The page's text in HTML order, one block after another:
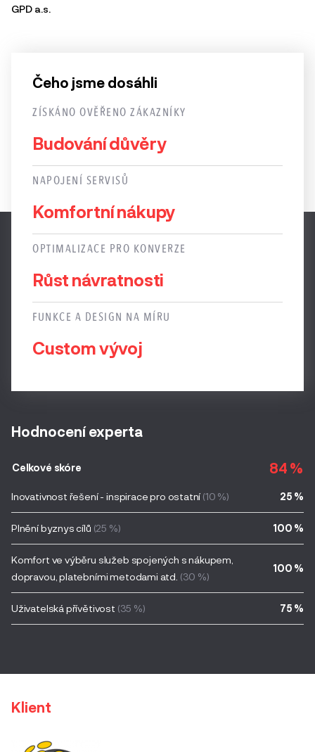
GPD a.s.
Čeho jsme dosáhli
ZÍSKÁNO OVĚŘENO ZÁKAZNÍKY
Budování důvěry
NAPOJENÍ SERVISŮ
Komfortní nákupy
OPTIMALIZACE PRO KONVERZE
Růst návratnosti
FUNKCE A DESIGN NA MÍRU
Custom vývoj
Hodnocení experta
Celkové skóre 84 %
Inovativnost řešení - inspirace pro ostatní (10 %) 25 %
Plnění byznys cílů (25 %) 100 %
Komfort ve výběru služeb spojených s nákupem,
dopravou, platebními metodami atd. (30 %)
100 %
Uživatelská přívětivost (35 %) 75 %
Klient